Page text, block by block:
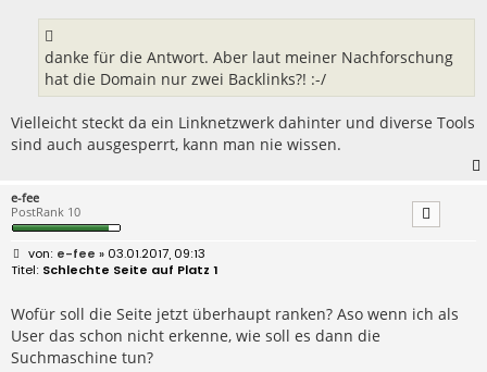
danke für die Antwort. Aber laut meiner Nachforschung
hat die Domain nur zwei Backlinks?! :-/
Vielleicht steckt da ein Linknetzwerk dahinter und diverse Tools
sind auch ausgesperrt, kann man nie wissen.
e-fee
PostRank 10
B
e
i
r
a
g
e-fee » 03.01.2017, 09:13
Schlechte Seite auf Platz 1
Wofür soll die Seite jetzt überhaupt ranken? Aso wenn ich als
User das schon nicht erkenne, wie soll es dann die
Suchmaschine tun?